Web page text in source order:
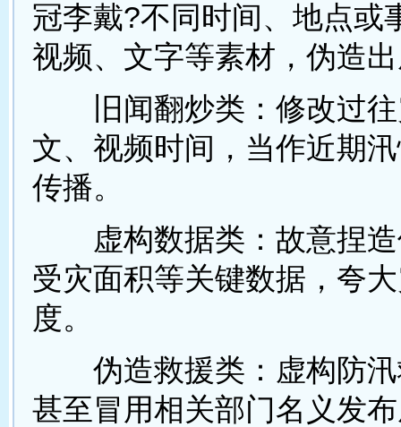
冠李戴?不同时间、地点或
视频、文字等素材，伪造
旧闻翻炒类：修改过往
文、视频时间，当作近期
传播。
虚构数据类：故意捏造
受灾面积等关键数据，夸
度。
伪造救援类：虚构防汛
甚至冒用相关部门名义发